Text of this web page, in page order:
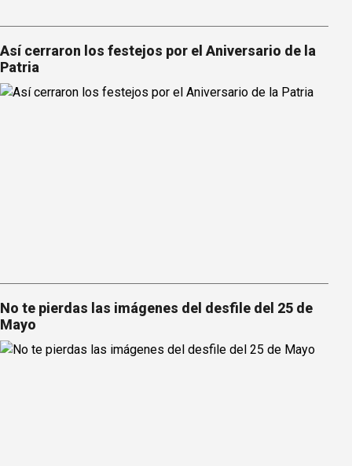
Así cerraron los festejos por el Aniversario de la
Patria
No te pierdas las imágenes del desfile del 25 de
Mayo